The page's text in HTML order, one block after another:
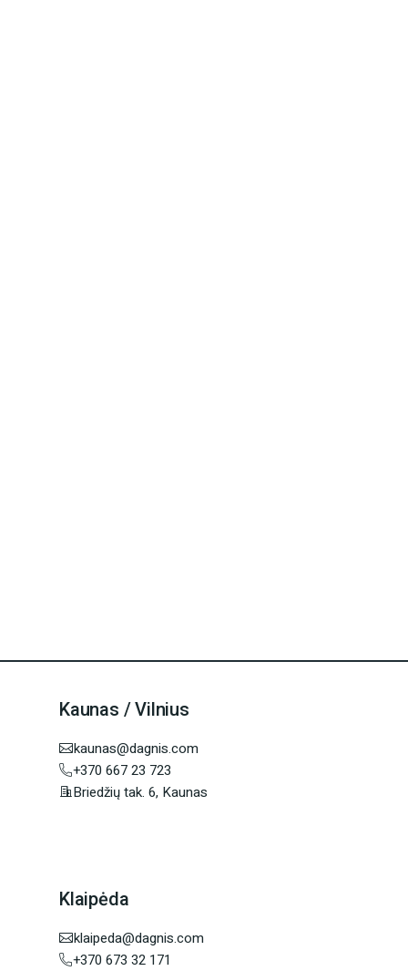
Kaunas / Vilnius
kaunas@dagnis.com
+370 667 23 723
Briedžių tak. 6, Kaunas
Klaipėda
klaipeda@dagnis.com
+370 673 32 171